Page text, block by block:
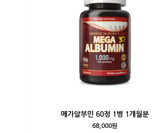
메가알부민 60정 1병 1개월분
68,000원